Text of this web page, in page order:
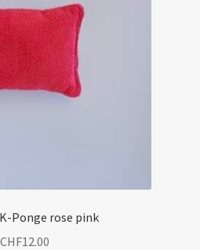
Ponge rose pink
CHF12.00